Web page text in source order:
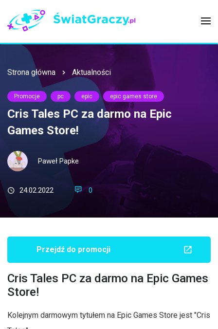
Strona główna Aktualności
Promocje pc epic epic games store
Cris Tales PC za darmo na Epic
Games Store!
Paweł Papke
24.02.2022 0
Przejdź do promocji
Cris Tales PC za darmo na Epic Games
Store!
Kolejnym darmowym tytułem na Epic Games Store jest "Cris